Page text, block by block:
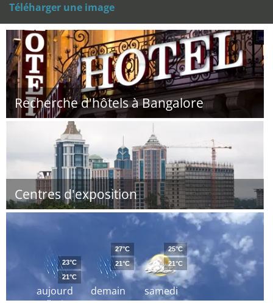
Téléharger une image
Recherche d'hôtels à Bangalore
Centres d'exposition
aujourd
23°C
21°C
demain
27°C
21°C
samedi
25°C
21°C